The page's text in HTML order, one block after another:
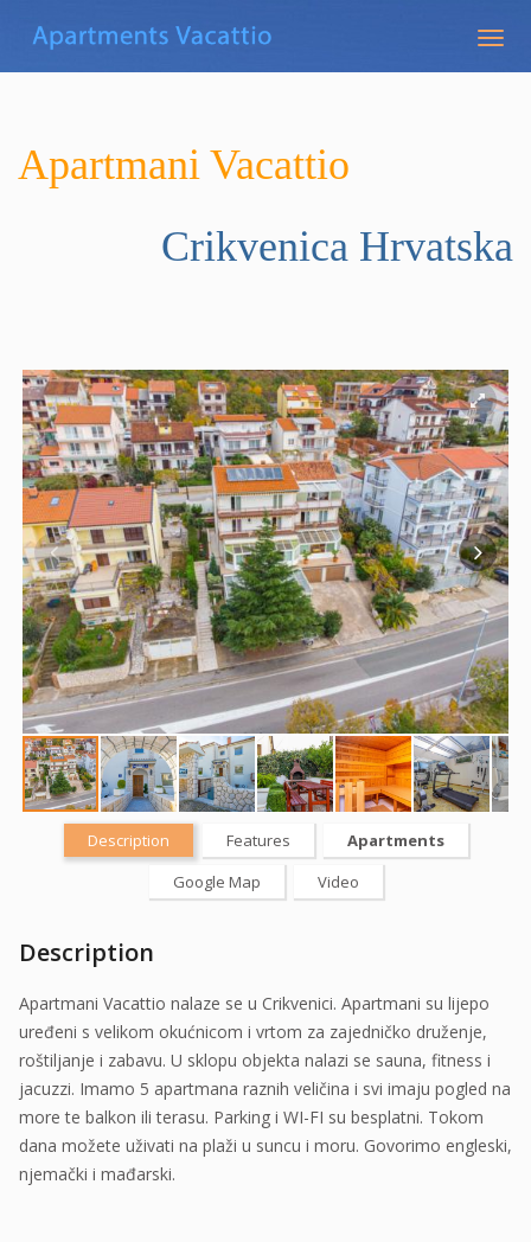
Apartmani Vacattio
Crikvenica Hrvatska
Description Features
Apartments
Google Map
Video
Description
Apartmani Vacattio nalaze se u Crikvenici. Apartmani su lijepo
uređeni s velikom okućnicom i vrtom za zajedničko druženje,
roštiljanje i zabavu. U sklopu objekta nalazi se sauna, fitness i
jacuzzi. Imamo 5 apartmana raznih veličina i svi imaju pogled na
more te balkon ili terasu. Parking i WI-FI su besplatni. Tokom
dana možete uživati na plaži u suncu i moru. Govorimo engleski,
njemački i mađarski.